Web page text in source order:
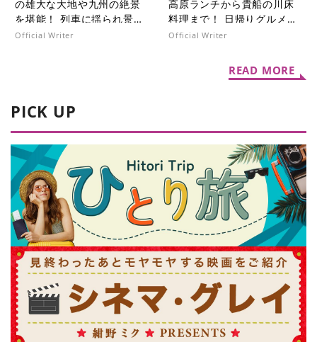
の雄大な大地や九州の絶景
を堪能！ 列車に揺られ景色
を楽しむ旅5選
Official Writer
高原ランチから貴船の川床
料理まで！ 日帰りグルメ旅
5選
Official Writer
READ MORE
PICK UP